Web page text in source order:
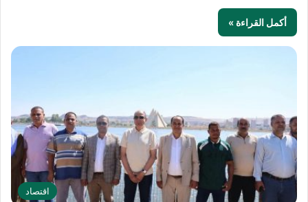
أكمل القراءة »
اقتصاد